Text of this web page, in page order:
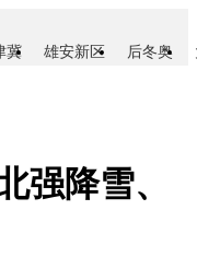
冀 雄安新区 后冬奥
强降雪、